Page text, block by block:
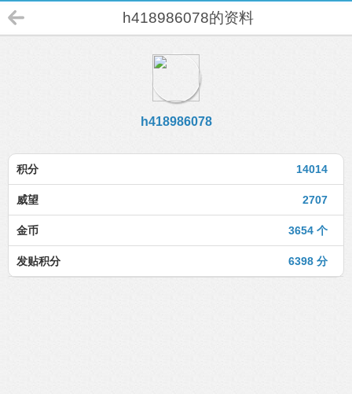
h418986078的资料
h418986078
14014
积分
2707
威望
3654 个
金币
6398 分
发贴积分